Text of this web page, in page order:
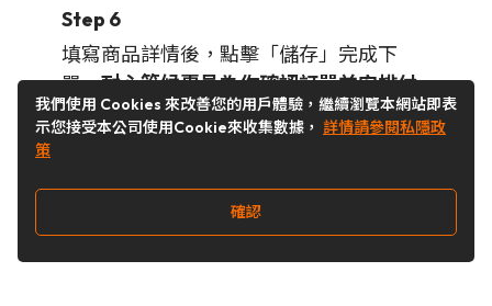
Step 6
填寫商品詳情後，點擊「儲存」完成下
單。耐心等候專員為你確認訂單並安排付
款，即可完成程序！
我們使用 Cookies 來改善您的用戶體驗，繼續瀏覽本網站即表
示您接受本公司使用Cookie來收集數據， 詳情請參閱私隱政
策
確認